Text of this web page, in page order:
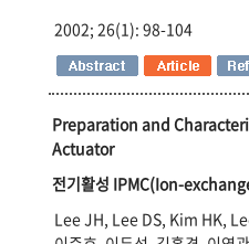
2002; 26(1): 98-104
Preparation and
Actuator
전기활성 IPMC(Ion-
Lee JH, Lee DS, Kim HK,